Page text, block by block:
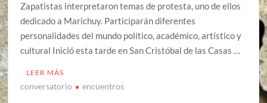
Zapatistas interpretaron temas de protesta, uno de ellos
dedicado a Marichuy. Participarán diferentes
personalidades del mundo político, académico, artístico y
cultural Inició esta tarde en San Cristóbal de las Casas …
LEER MÁS
conversatorio encuentros